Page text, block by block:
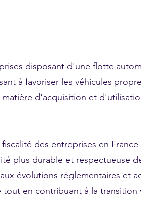
disposant d'une flotte
à favoriser les véhicules
d'acquisition et
des entreprises en France
plus durable et respectueuse
évolutions réglementaires et
en contribuant à la transition